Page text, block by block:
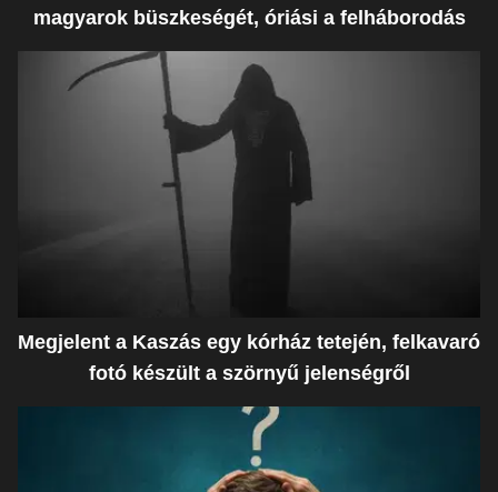
magyarok büszkeségét, óriási a felháborodás
Megjelent a Kaszás egy kórház tetején, felkavaró
fotó készült a szörnyű jelenségről